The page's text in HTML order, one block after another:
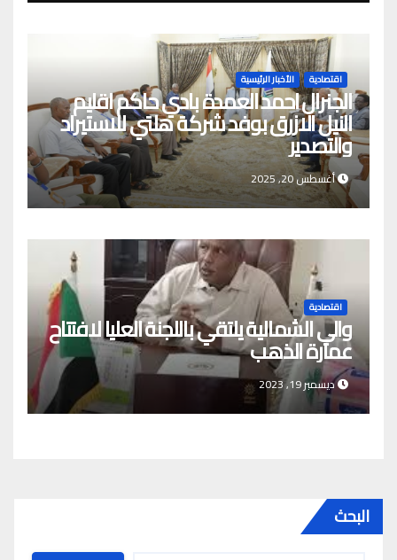
اقتصادية الأخبار الرئيسية
الجنرال احمد العمدة بادي حاكم اقليم
النيل الازرق بوفد شركة هلتي للاستيراد
والتصدير
أغسطس 20, 2025
اقتصادية
والي الشمالية يلتقي باللجنة العليا لافتتاح
عمارة الذهب
ديسمبر 19, 2023
البحث